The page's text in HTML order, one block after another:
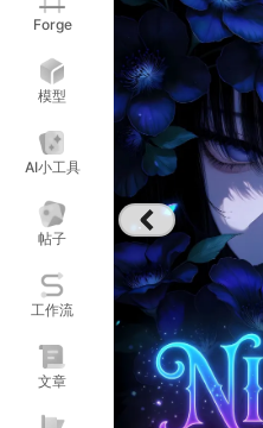
Forge
模型
AI小工具
帖子
工作流
文章